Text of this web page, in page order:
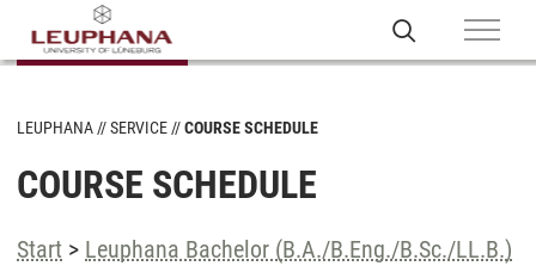
LEUPHANA SERVICE COURSE SCHEDULE
COURSE SCHEDULE
Start > Leuphana Bachelor (B.A./B.Eng./B.Sc./LL.B.)